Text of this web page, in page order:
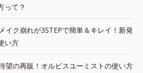
って？
イク崩れが3STEPで簡単＆キレイ！新発
い方
望の再販！オルビスユーミストの使い方